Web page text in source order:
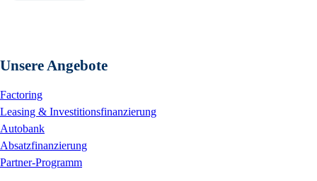
Unsere Angebote
Factoring
Leasing & Investitionsfinanzierung
Autobank
Absatzfinanzierung
Partner-Programm